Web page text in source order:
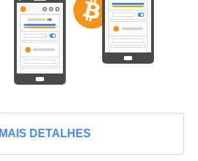
MAIS DETALHES